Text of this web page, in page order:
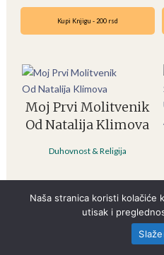
Kupi Knjigu - 200 rsd
Moj Prvi Molitvenik
Od Natalija Klimova
Duhovnost & Religija
Naša stranica koristi kolačiće
utisak i